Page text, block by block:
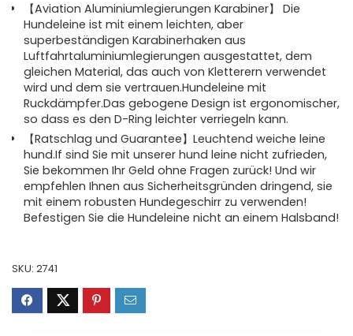
【Aviation Aluminiumlegierungen Karabiner】 Die
Hundeleine ist mit einem leichten, aber
superbeständigen Karabinerhaken aus
Luftfahrtaluminiumlegierungen ausgestattet, dem
gleichen Material, das auch von Kletterern verwendet
wird und dem sie vertrauen.Hundeleine mit
Ruckdämpfer.Das gebogene Design ist ergonomischer,
so dass es den D-Ring leichter verriegeln kann.
【Ratschlag und Guarantee】Leuchtend weiche leine
hund.If sind Sie mit unserer hund leine nicht zufrieden,
Sie bekommen Ihr Geld ohne Fragen zurück! Und wir
empfehlen Ihnen aus Sicherheitsgründen dringend, sie
mit einem robusten Hundegeschirr zu verwenden!
Befestigen Sie die Hundeleine nicht an einem Halsband!
SKU: 2741